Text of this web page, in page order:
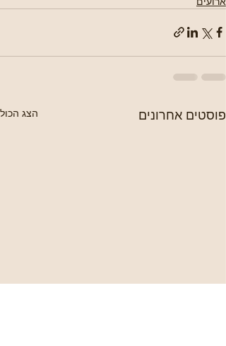
פוסטים אחרונים הצג הכול